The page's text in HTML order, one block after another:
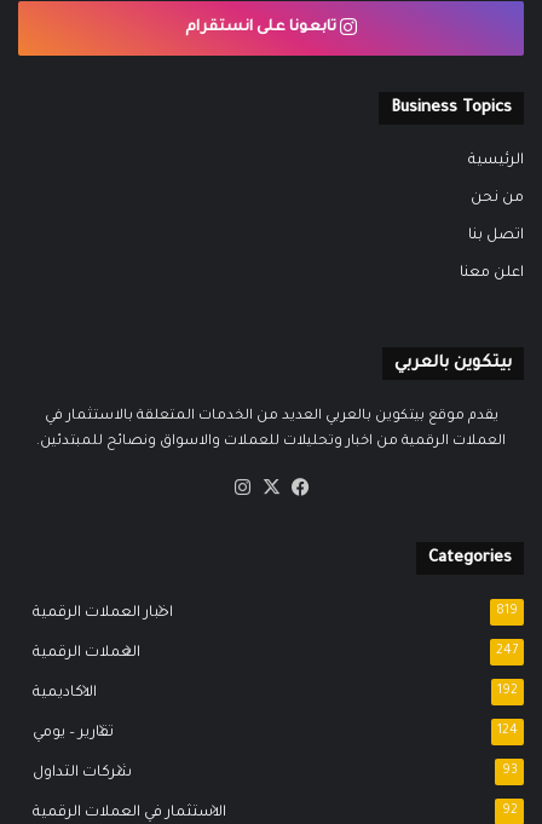
تابعونا على انستقرام
Business Topics
الرئيسية
من نحن
اتصل بنا
اعلن معنا
بيتكوين بالعربي
يقدم موقع بيتكوين بالعربي العديد من الخدمات المتعلقة بالاستثمار في
العملات الرقمية من اخبار وتحليلات للعملات والاسواق ونصائح للمبتدئين.
فيسبوك
‫X
Categories
اخبار العملات الرقمية 819
العملات الرقمية 247
الاكاديمية 192
تقارير – يومي 124
شركات التداول 93
الاستثمار في العملات الرقمية 92